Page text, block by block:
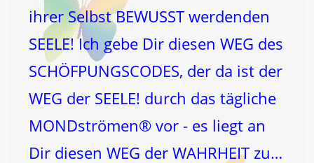
ihrer Selbst BEWUSST werdenden
SEELE! Ich gebe Dir diesen WEG des
SCHÖFPUNGSCODES, der da ist der
WEG der SEELE! durch das tägliche
MONDströmen® vor - es liegt an
Dir diesen WEG der WAHRHEIT zu…